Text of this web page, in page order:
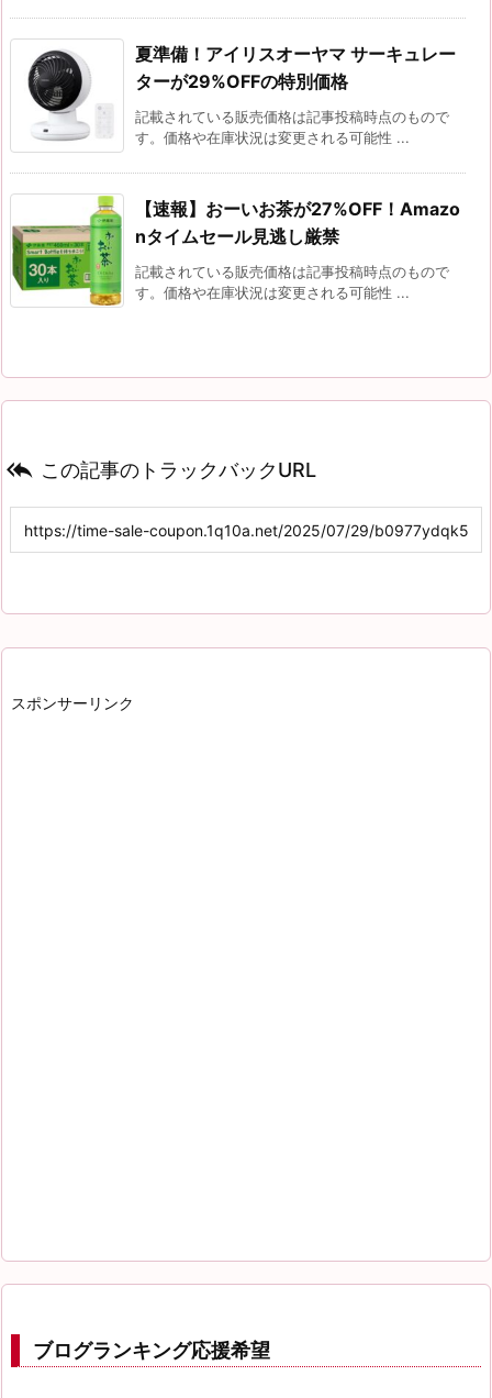
夏準備！アイリスオーヤマ サーキュレー
ターが29%OFFの特別価格
記載されている販売価格は記事投稿時点のもので
す。価格や在庫状況は変更される可能性 ...
【速報】おーいお茶が27%OFF！Amazo
nタイムセール見逃し厳禁
記載されている販売価格は記事投稿時点のもので
す。価格や在庫状況は変更される可能性 ...
 この記事のトラックバックURL
スポンサーリンク
ブログランキング応援希望